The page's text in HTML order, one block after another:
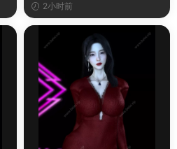
2小时前